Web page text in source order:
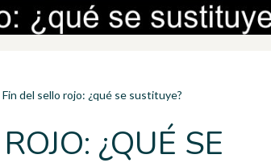
Fin del sello rojo: ¿qué se sustituye?
¿QUÉ SE